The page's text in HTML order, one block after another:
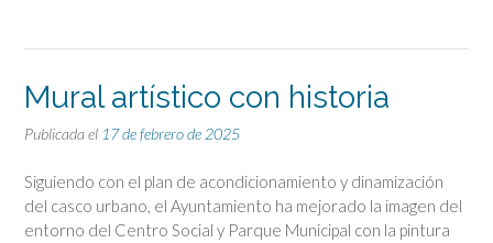
Mural artístico con historia
Publicada el 17 de febrero de 2025
Siguiendo con el plan de acondicionamiento y dinamización
del casco urbano, el Ayuntamiento ha mejorado la imagen del
entorno del Centro Social y Parque Municipal con la pintura